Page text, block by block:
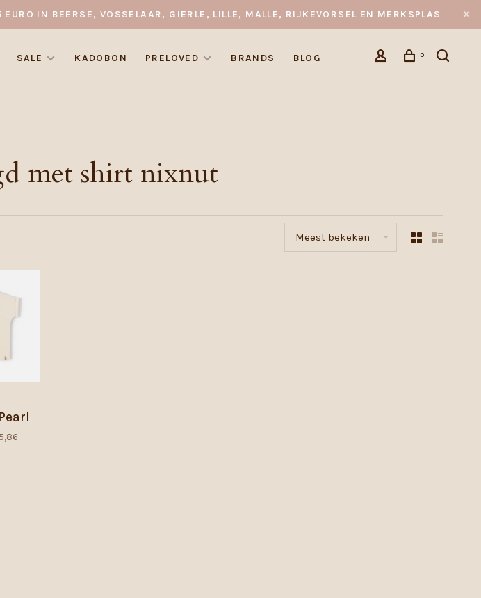
IN BEERSE, VOSSELAAR, GIERLE, LILLE, MALLE, RIJKEVORSEL EN MERKSPLAS
SALE KADOBON PRELOVED BRANDS BLOG 0
met shirt nixnut
Meest bekeken